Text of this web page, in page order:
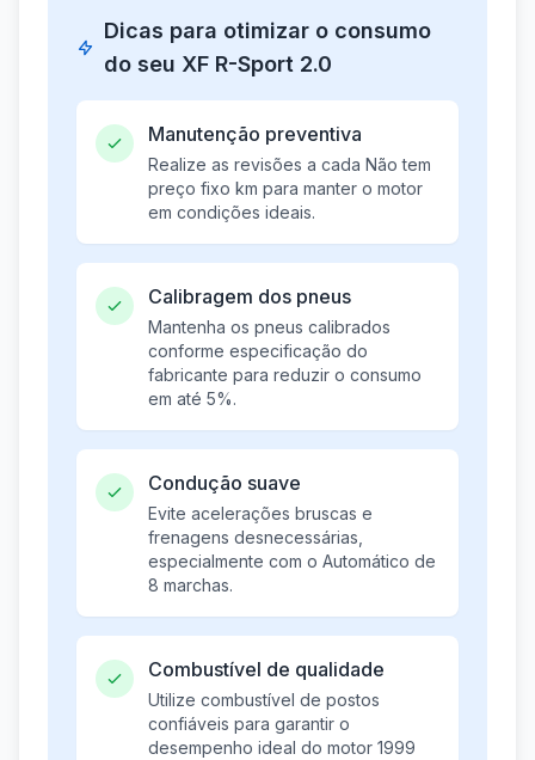
Dicas para otimizar o consumo
do seu XF R-Sport 2.0
Manutenção preventiva
Realize as revisões a cada Não tem
preço fixo km para manter o motor
em condições ideais.
Calibragem dos pneus
Mantenha os pneus calibrados
conforme especificação do
fabricante para reduzir o consumo
em até 5%.
Condução suave
Evite acelerações bruscas e
frenagens desnecessárias,
especialmente com o Automático de
8 marchas.
Combustível de qualidade
Utilize combustível de postos
confiáveis para garantir o
desempenho ideal do motor 1999